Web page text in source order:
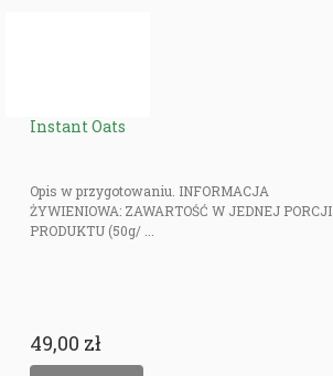
Instant Oats
Opis w przygotowaniu. INFORMACJA
ŻYWIENIOWA: ZAWARTOŚĆ W JEDNEJ PORCJI
PRODUKTU (50g/ ...
49,00 zł